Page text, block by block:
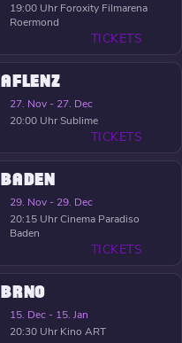
19:00 Uhr Foroxity Filmarena
Roermond
TICKETS
AFLENZ
27. Nov - 27. Dec
20:00 UhrSublime
TICKETS
BADEN
29. Nov - 29. Dec
20:15 UhrCinema Paradiso
Baden
TICKETS
BRNO
15. Dec - 15. Jan
20:30 Uhr Kino ART